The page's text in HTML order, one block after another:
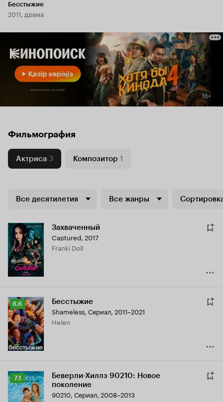
Бесстыжие
2011, драма
Фильмография
Актриса 3 Композитор 1
Все десятилетия Все жанры
Захваченный
Captured, 2017
Franki Doll
Рейтинг
Кинопоиска
8.6
8.6 Бесстыжие
Shameless, Сериал, 2011–2021
Helen
Рейтинг
Кинопоиска
7.1
7.1
Беверли-Хиллз 90210: Новое
поколение
90210, Сериал, 2008–2013